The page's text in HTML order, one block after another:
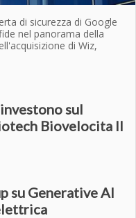
di sicurezza di Google
nel panorama della
di Wiz,
sul
Biovelocita II
su Generative AI